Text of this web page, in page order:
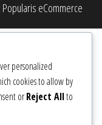
Popularis eCommerce
personalized
cookies to allow by
orReject Allto